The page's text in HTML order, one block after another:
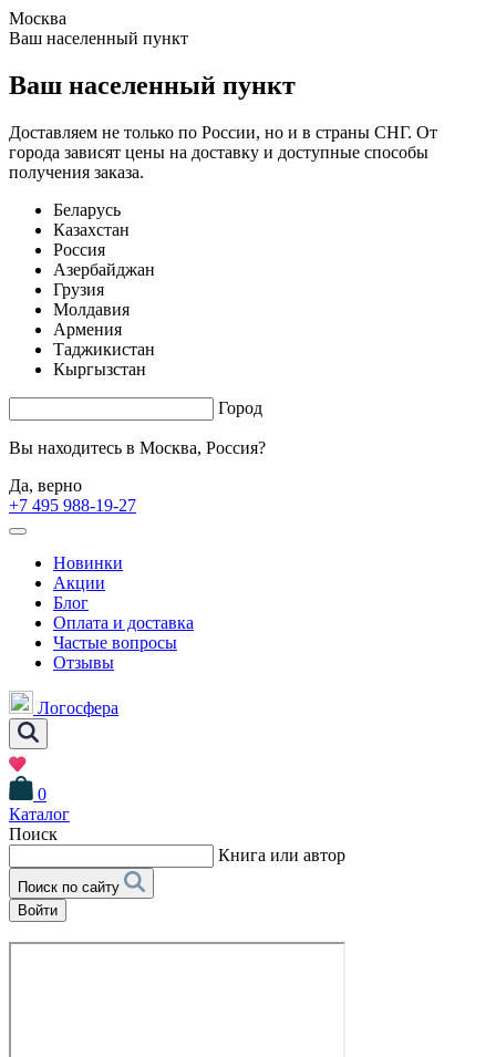
Москва
Ваш населенный пункт
Ваш населенный пункт
Доставляем не только по России, но и в страны СНГ. От
города зависят цены на доставку и доступные способы
получения заказа.
Беларусь
Казахстан
Россия
Азербайджан
Грузия
Молдавия
Армения
Таджикистан
Кыргызстан
Город
Вы находитесь в Москва, Россия?
Да, верно
+7 495 988-19-27
Новинки
Акции
Блог
Оплата и доставка
Частые вопросы
Отзывы
Логосфера
0
Каталог
Поиск
Книга или автор
Поиск по сайту
Войти